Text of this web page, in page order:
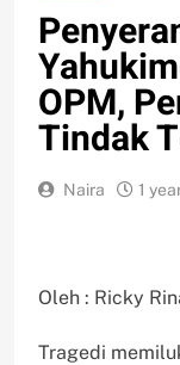
OPM,
Tindak
Naira 1
Oleh : Ricky
Tragedi